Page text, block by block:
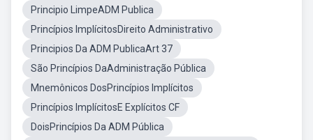
Principio LimpeADM Publica
Princípios ImplícitosDireito Administrativo
Principios Da ADM PublicaArt 37
São Princípios DaAdministração Pública
Mnemônicos DosPrincípios Implícitos
Princípios ImplícitosE Explícitos CF
DoisPrincípios Da ADM Pública